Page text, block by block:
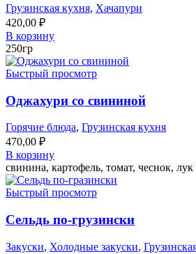
Грузинская кухня, Хачапури
420,00 ₽
В корзину
250гр
Быстрый просмотр
Оджахури со свининой
Горячие блюда, Грузинская кухня
470,00 ₽
В корзину
свинина, картофель, томат, чеснок,
Быстрый просмотр
Сельдь по-грузински
Закуски, Холодные закуски,